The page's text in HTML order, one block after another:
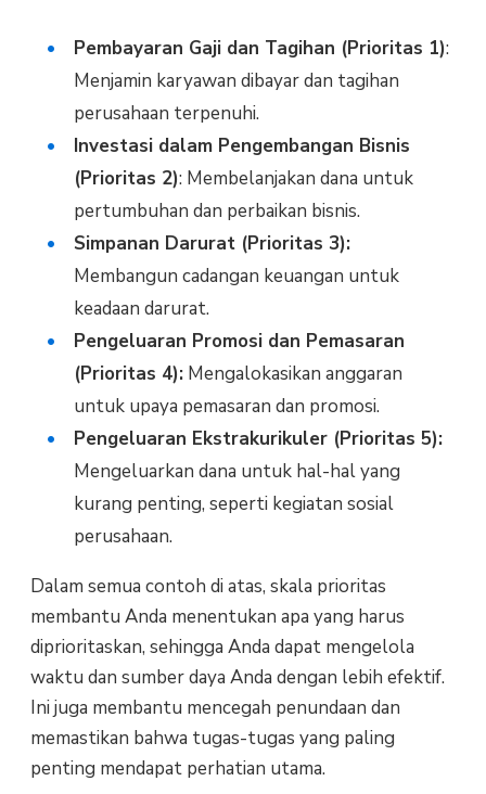
Pembayaran Gaji dan Tagihan (Prioritas 1):
Menjamin karyawan dibayar dan tagihan
perusahaan terpenuhi.
Investasi dalam Pengembangan Bisnis
(Prioritas 2): Membelanjakan dana untuk
pertumbuhan dan perbaikan bisnis.
Simpanan Darurat (Prioritas 3):
Membangun cadangan keuangan untuk
keadaan darurat.
Pengeluaran Promosi dan Pemasaran
(Prioritas 4):Mengalokasikan anggaran
untuk upaya pemasaran dan promosi.
Pengeluaran Ekstrakurikuler (Prioritas 5):
Mengeluarkan dana untuk hal-hal yang
kurang penting, seperti kegiatan sosial
perusahaan.
Dalam semua contoh di atas, skala prioritas
membantu Anda menentukan apa yang harus
diprioritaskan, sehingga Anda dapat mengelola
waktu dan sumber daya Anda dengan lebih efektif.
Ini juga membantu mencegah penundaan dan
memastikan bahwa tugas-tugas yang paling
penting mendapat perhatian utama.